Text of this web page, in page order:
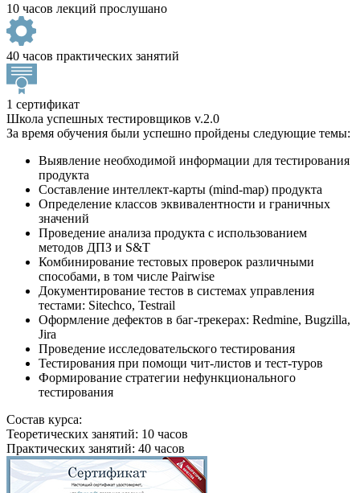
10 часов лекций прослушано
40 часов практических занятий
1 сертификат
Школа успешных тестировщиков v.2.0
За время обучения были успешно пройдены следующие темы:
Выявление необходимой информации для тестирования
продукта
Составление интеллект-карты (mind-map) продукта
Определение классов эквивалентности и граничных
значений
Проведение анализа продукта с использованием
методов ДПЗ и S&T
Комбинирование тестовых проверок различными
способами, в том числе Pairwise
Документирование тестов в системах управления
тестами: Sitechсo, Testrail
Оформление дефектов в баг-трекерах: Redmine, Bugzilla,
Jira
Проведение исследовательского тестирования
Тестирования при помощи чит-листов и тест-туров
Формирование стратегии нефункционального
тестирования
Состав курса:
Теоретических занятий: 10 часов
Практических занятий: 40 часов